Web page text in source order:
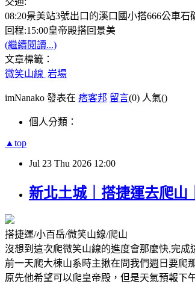
08:20景美站3號出口的溪口國小搭666公車石
回程:15:00皇帝殿搭回景美
(繼續閱讀...)
文章標籤：
微笑山線 岩場
imNanako 發表在 痞客邦 留言(0) 人氣()
個人分類：
▲top
Jul 23 Thu 2026 12:00
新北土城｜搭捷運去爬
搭捷運/小百岳/微笑山線/爬山
沒想到這次爬微笑山線的進度會那麼快,完成
前一天爬大棟山系時主揪在問我們週日要爬
原先他希望可以爬皇帝殿，但是天氣預報下